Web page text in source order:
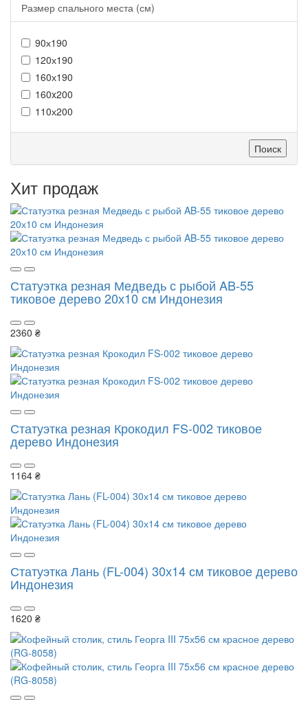
Размер спального места (см)
90х190
120х190
160х190
160x200
110х200
Поиск
Хит продаж
Статуэтка резная Медведь с рыбой AB-55
тиковое дерево 20х10 см Индонезия
2360 ₴
Статуэтка резная Крокодил FS-002 тиковое
дерево Индонезия
1164 ₴
Статуэтка Лань (FL-004) 30х14 см тиковое дерево
Индонезия
1620 ₴